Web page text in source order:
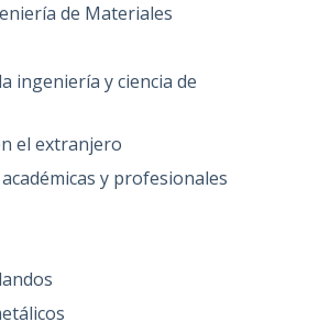
de Materiales
ingeniería y ciencia de
el extranjero
y profesionales